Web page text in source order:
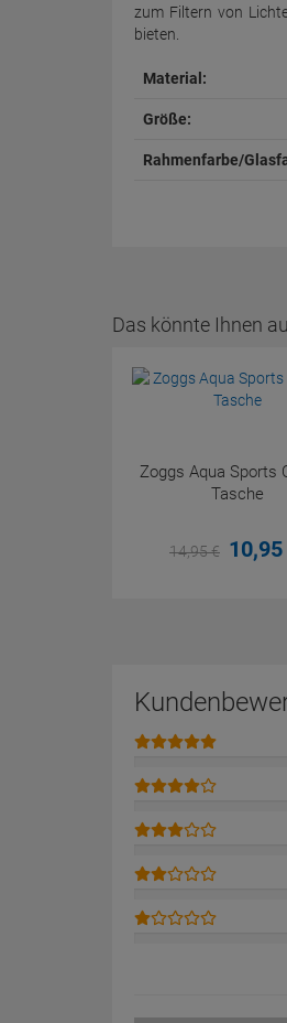
zum Filtern von
bieten.
Material:
Größe:
Rahmenfarbe/
Das könnte Ihnen
Zoggs Aqua Sports
Tasche
14,95€ 10,95